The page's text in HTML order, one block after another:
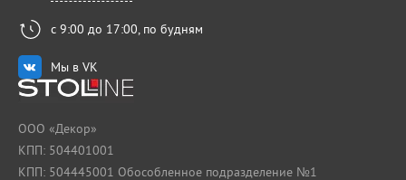
с 9:00 до 17:00, по будням
Мы в VK
ООО «Декор»
КПП: 504401001
КПП: 504445001 Обособленное подразделение №1